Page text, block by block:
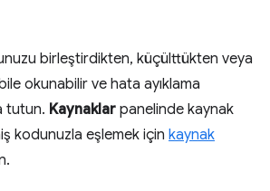
birleştirdikten, küçülttükten veya
okunabilir ve hata ayıklama
tutun. Kaynaklar panelinde kaynak
kodunuzla eşlemek için kaynak